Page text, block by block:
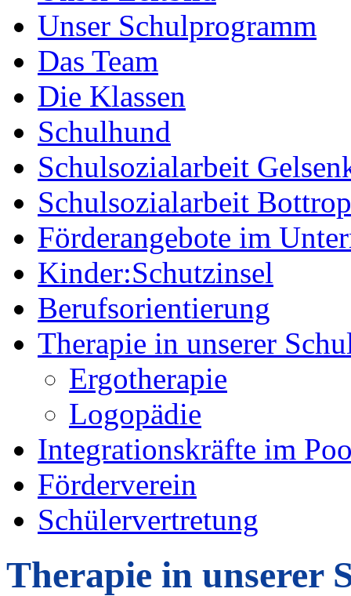
Unser Schulprogramm
Das Team
Die Klassen
Schulhund
Schulsozialarbeit
Schulsozialarbeit Bottrop
Förderangebote im
Kinder:Schutzinsel
Berufsorientierung
Therapie in unserer
Ergotherapie
Logopädie
Integrationskräfte im
Förderverein
Schülervertretung
Therapie in unserer